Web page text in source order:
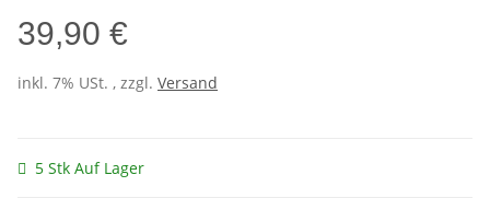
39,90 €
inkl. 7% USt. , zzgl. Versand
5 Stk Auf Lager